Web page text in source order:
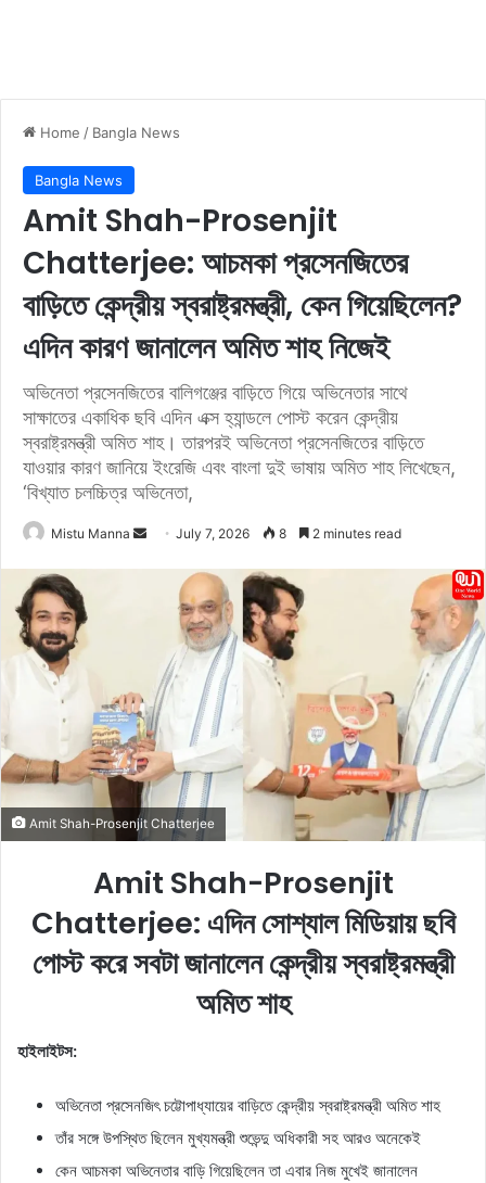
Home / Bangla News
Bangla News
Amit Shah-Prosenjit
Chatterjee: আচমকা প্রসেনজিতের
বাড়িতে কেন্দ্রীয় স্বরাষ্ট্রমন্ত্রী, কেন গিয়েছিলেন?
এদিন কারণ জানালেন অমিত শাহ নিজেই
অভিনেতা প্রসেনজিতের বালিগঞ্জের বাড়িতে গিয়ে অভিনেতার সাথে
সাক্ষাতের একাধিক ছবি এদিন এক্স হ্যান্ডলে পোস্ট করেন কেন্দ্রীয়
স্বরাষ্ট্রমন্ত্রী অমিত শাহ। তারপরই অভিনেতা প্রসেনজিতের বাড়িতে
যাওয়ার কারণ জানিয়ে ইংরেজি এবং বাংলা দুই ভাষায় অমিত শাহ লিখেছেন,
‘বিখ্যাত চলচ্চিত্র অভিনেতা,
Mistu Manna
m
a
i
l
July 7, 2026 8 2 minutes read
Amit Shah-Prosenjit Chatterjee
Amit Shah-Prosenjit
Chatterjee: এদিন সোশ্যাল মিডিয়ায় ছবি
পোস্ট করে সবটা জানালেন কেন্দ্রীয় স্বরাষ্ট্রমন্ত্রী
অমিত শাহ
হাইলাইটস:
অভিনেতা প্রসেনজিৎ চট্টোপাধ্যায়ের বাড়িতে কেন্দ্রীয় স্বরাষ্ট্রমন্ত্রী অমিত শাহ
তাঁর সঙ্গে উপস্থিত ছিলেন মুখ্যমন্ত্রী শুভেন্দু অধিকারী সহ আরও অনেকেই
কেন আচমকা অভিনেতার বাড়ি গিয়েছিলেন তা এবার নিজ মুখেই জানালেন